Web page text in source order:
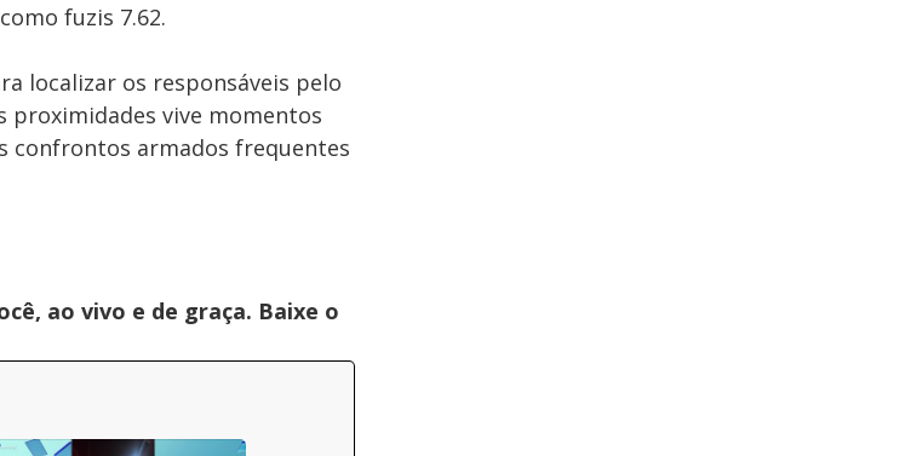
fuzis 7.62.
localizar os responsáveis pelo
proximidades vive momentos
confrontos armados frequentes
ao vivo e de graça. Baixe o